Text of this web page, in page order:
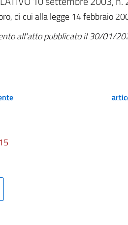
di cui alla legge 14 febbraio
all'atto pubblicato il 30/01/